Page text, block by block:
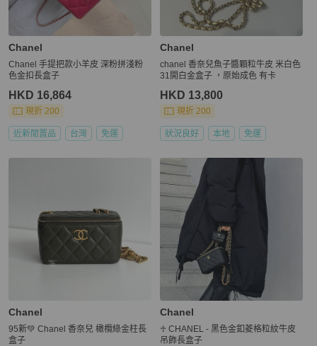
Chanel
Chanel 手提把款小羊皮 深粉拼淺粉
色金扣長盒子
HKD 16,864
現折 200
近新閒置品 台灣 免運
Chanel
chanel 香奈兒魚子醬顆粒牛皮 米白色
31開白金盒子 ，原始成色 有卡
HKD 13,800
現折 200
狀況良好 本地 免運
Chanel
95新💚 Chanel 香奈兒 橄欖綠金柱長
盒子
Chanel
♱ CHANEL - 黑色金釦菱格粒紋牛皮
吊飾長盒子